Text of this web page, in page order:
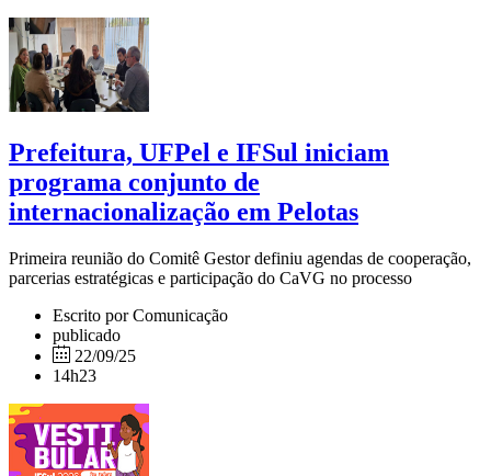
Prefeitura, UFPel e IFSul iniciam
programa conjunto de
internacionalização em Pelotas
Primeira reunião do Comitê Gestor definiu agendas de cooperação,
parcerias estratégicas e participação do CaVG no processo
Escrito por Comunicação
publicado
22/09/25
14h23